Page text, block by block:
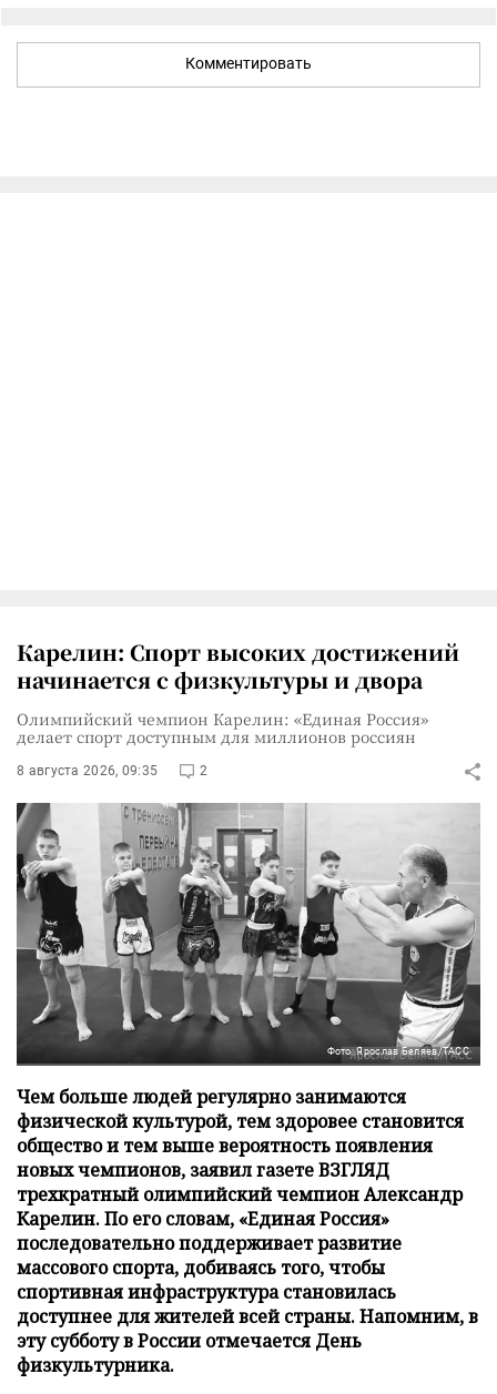
Комментировать
Карелин: Спорт высоких достижений
начинается с физкультуры и двора
Олимпийский чемпион Карелин: «Единая Россия»
делает спорт доступным для миллионов россиян
8 августа 2026, 09:35 2
Фото: Ярослав Беляев/ТАСС
Чем больше людей регулярно занимаются
физической культурой, тем здоровее становится
общество и тем выше вероятность появления
новых чемпионов, заявил газете ВЗГЛЯД
трехкратный олимпийский чемпион Александр
Карелин. По его словам, «Единая Россия»
последовательно поддерживает развитие
массового спорта, добиваясь того, чтобы
спортивная инфраструктура становилась
доступнее для жителей всей страны. Напомним, в
эту субботу в России отмечается День
физкультурника.